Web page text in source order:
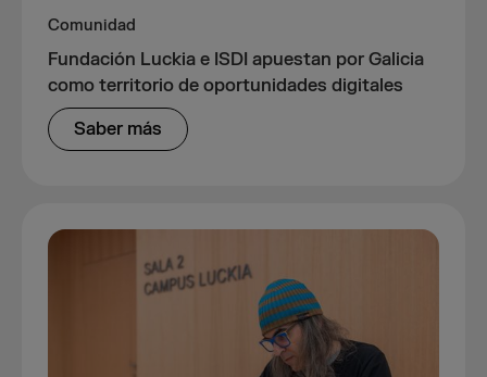
Comunidad
Fundación Luckia e ISDI apuestan por Galicia
como territorio de oportunidades digitales
Saber más